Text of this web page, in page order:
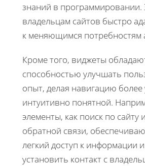
знаний в программировании.
владельцам сайтов быстро
к меняющимся потребностям
Кроме того, виджеты
способностью улучшать
опыт, делая навигацию
интуитивно понятной.
элементы, как поиск по
обратной связи,
легкий доступ к информации
установить контакт с